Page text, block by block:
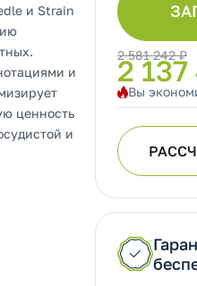
2 581 242 ₽
2
Вы
и Strain
и
ценность
и